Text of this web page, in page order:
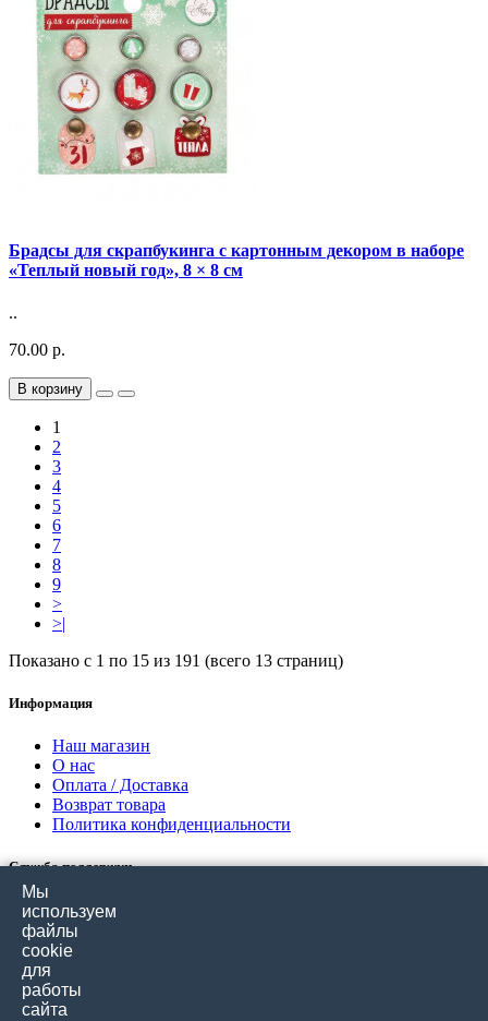
Брадсы для скрапбукинга с картонным декором в наборе
«Теплый новый год», 8 × 8 см
..
70.00 р.
В корзину
1
2
3
4
5
6
7
8
9
>
>|
Показано с 1 по 15 из 191 (всего 13 страниц)
Информация
Наш магазин
О нас
Оплата / Доставка
Возврат товара
Политика конфиденциальности
Служба поддержки
Связаться с нами
Отзывы покупателей
Карта сайта
Дополнительно
Мы
используем
файлы
cookie
для
работы
сайта